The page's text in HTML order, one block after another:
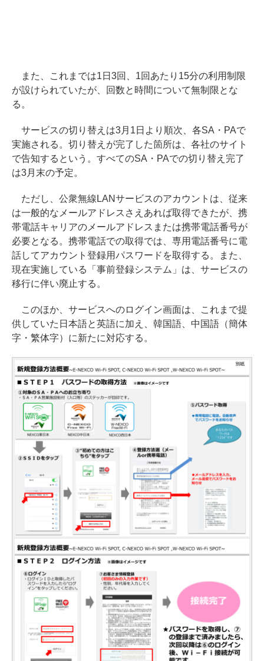
また、これまでは1日3回、1回あたり15分の利用制限
が設けられていたが、回数と時間について無制限とな
る。
サービスの切り替えは3月1日より順次、各SA・PAで
実施される。切り替えが完了した箇所は、各社のサイト
で告知するという。すべてのSA・PAでの切り替え完了
は3月末の予定。
ただし、公衆無線LANサービスのアカウントは、従来
は一般的なメールアドレスさえあれば取得できたが、携
帯電話キャリアのメールアドレスまたは携帯電話番号が
必要となる。携帯電話での取得では、専用電話番号に電
話してアカウント登録用パスワードを取得する。また、
現在実施している「事前登録システム」は、サービスの
移行に伴い廃止する。
このほか、サービスへのログイン画面は、これまで提
供していた日本語と英語に加え、韓国語、中国語（簡体
字・繁体字）に新たに対応する。